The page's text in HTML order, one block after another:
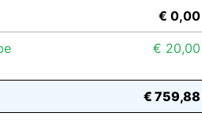
€ 0,00
€ 20,00
€ 759,88